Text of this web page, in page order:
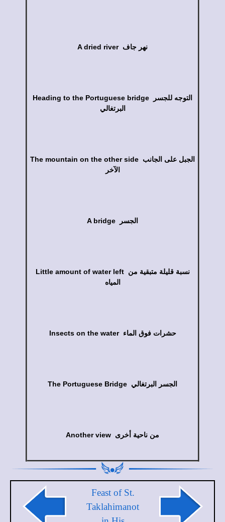
A dried river نهر جاف
Heading to the Portuguese bridge التوجه للجسر
البرتغالي
The mountain on the other side الجبل على الجانب
الآخر
A bridge الجسر
Little amount of water left نسبة قليلة متبقية من
المياه
Insects on the water حشرات فوق الماء
The Portuguese Bridge الجسر البرتغالي
Another view من ناحية أخرى
Feast of St.
Taklahimanot